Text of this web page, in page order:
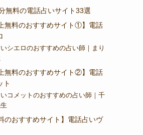
無料の電話占いサイト33選
無料のおすすめサイト①】電話
シエロのおすすめの占い師｜まり
無料のおすすめサイト②】電話
ト
コメットのおすすめの占い師｜千
のおすすめサイト】電話占いヴ